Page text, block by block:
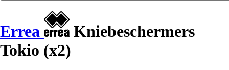
Errea
Kniebeschermers
Tokio (x2)